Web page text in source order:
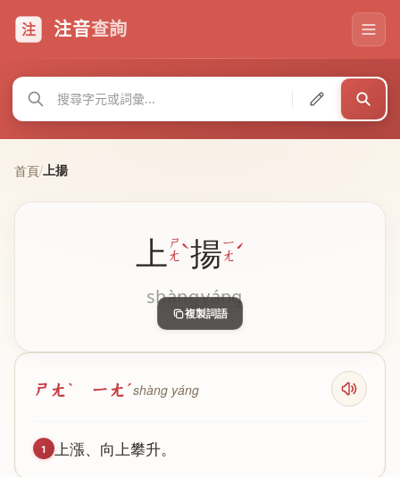
注 注音查詢
首頁/上揚
上 ㄕ
ㄤˋ
shàng
揚ㄧ
ㄤˊ
yáng
複製詞語
ㄕㄤˋ ㄧㄤˊshàng yáng
1 上漲、 向上攀升。